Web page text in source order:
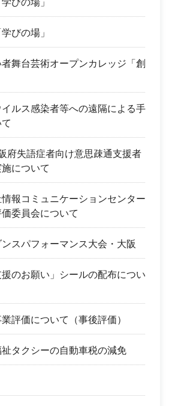
びの場」
びの場」
舞台芸術オープンカレッジ「創
ルス感染者等への遠隔による手
府失語症者向け意思疎通支援者
について
報コミュニケーションセンター
委員会について
スパフォーマンス大会・大阪
援のお願い」シールの配布につい
評価について（事後評価）
祉タクシーの自動車税の減免